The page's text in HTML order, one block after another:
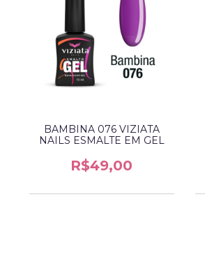
BAMBINA 076 VIZIATA
NAILS ESMALTE EM GEL
R$49,00